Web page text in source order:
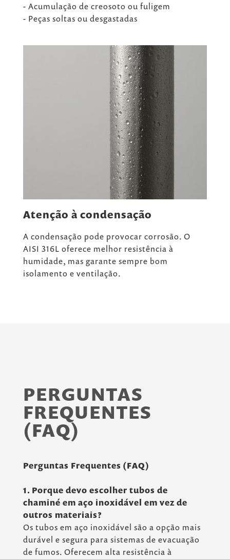
- Acumulação de creosoto ou fuligem
- Peças soltas ou desgastadas
Atenção à condensação
A condensação pode provocar corrosão. O
AISI 316L oferece melhor resistência à
humidade, mas garante sempre bom
isolamento e ventilação.
PERGUNTAS
FREQUENTES
(FAQ)
Perguntas Frequentes (FAQ)
1. Porque devo escolher tubos de
chaminé em aço inoxidável em vez de
outros materiais?
Os tubos em aço inoxidável são a opção mais
durável e segura para sistemas de evacuação
de fumos. Oferecem alta resistência à